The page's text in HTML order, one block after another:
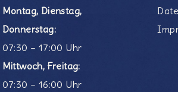
Montag, Dienstag,
Donnerstag:
07:30 – 17:00 Uhr
Mittwoch, Freitag:
07:30 – 16:00 Uhr